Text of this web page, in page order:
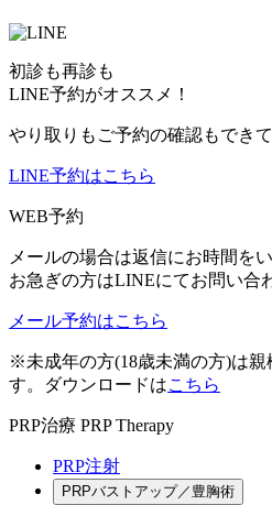
初診も再診も
LINE予約がオススメ！
やり取りもご予約の確認もできて
LINE予約はこちら
WEB予約
メールの場合は返信にお時間を
お急ぎの方はLINEにてお問い合
メール予約はこちら
※未成年の方(18歳未満の方)は親
す。ダウンロードはこちら
PRP治療 PRP Therapy
PRP注射
PRPバストアップ／豊胸術